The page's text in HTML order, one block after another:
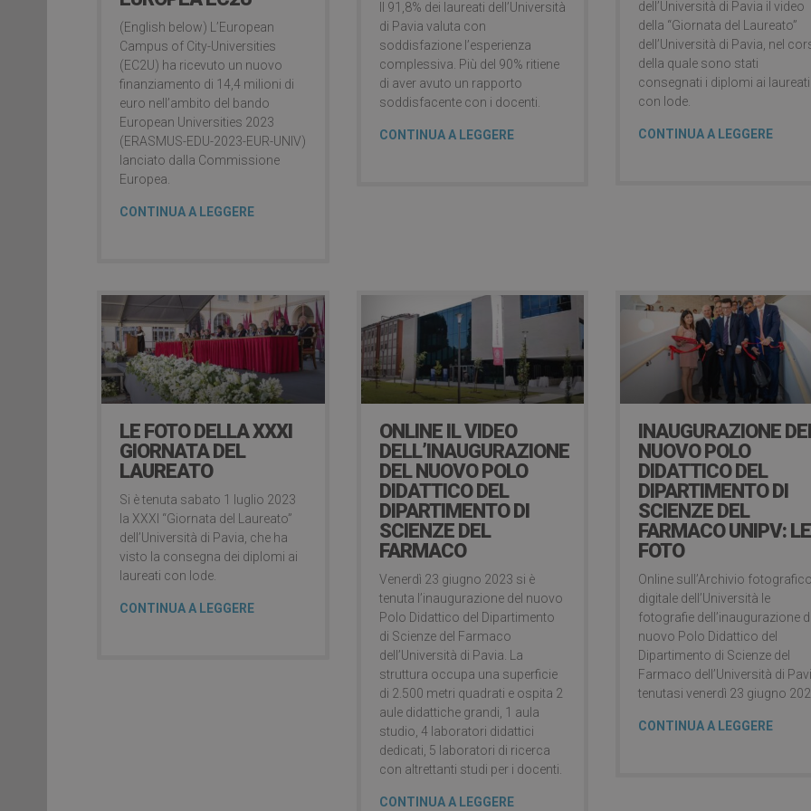
(English below) L’European
Campus of City-Universities
(EC2U) ha ricevuto un nuovo
finanziamento di 14,4 milioni di
euro nell’ambito del bando
European Universities 2023
(ERASMUS-EDU-2023-EUR-UNIV)
lanciato dalla Commissione
Europea.
CONTINUA A LEGGERE
Il 91,8% dei laureati dell’Università
di Pavia valuta con
soddisfazione l’esperienza
complessiva. Più del 90% ritiene
di aver avuto un rapporto
soddisfacente con i docenti.
CONTINUA A LEGGERE
dell’Università di Pavia il video
della “Giornata del Laureato”
dell’Università di Pavia, nel
della quale sono stati
consegnati i diplomi ai laureati
con lode.
CONTINUA A LEGGERE
LE FOTO DELLA XXXI
GIORNATA DEL
LAUREATO
Si è tenuta sabato 1 luglio 2023
la XXXI “Giornata del Laureato”
dell’Università di Pavia, che ha
visto la consegna dei diplomi ai
laureati con lode.
CONTINUA A LEGGERE
ONLINE IL VIDEO
DELL’INAUGURAZIONE
DEL NUOVO POLO
DIDATTICO DEL
DIPARTIMENTO DI
SCIENZE DEL
FARMACO
Venerdì 23 giugno 2023 si è
tenuta l’inaugurazione del nuovo
Polo Didattico del Dipartimento
di Scienze del Farmaco
dell’Università di Pavia. La
struttura occupa una superficie
di 2.500 metri quadrati e ospita 2
aule didattiche grandi, 1 aula
studio, 4 laboratori didattici
dedicati, 5 laboratori di ricerca
con altrettanti studi per i docenti.
CONTINUA A LEGGERE
INAUGURAZIONE
NUOVO POLO
DIDATTICO DEL
DIPARTIMENTO DI
SCIENZE DEL
FARMACO UNIPV: LE
FOTO
Online sull’Archivio
digitale dell’Università le
fotografie dell’inaugurazione
nuovo Polo Didattico del
Dipartimento di Scienze del
Farmaco dell’Università di
tenutasi venerdì 23 giugno
CONTINUA A LEGGERE